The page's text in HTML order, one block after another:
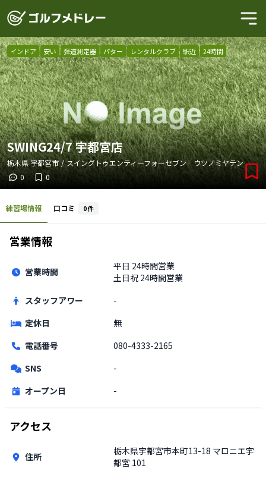
インドア 安い 弾道測定器 パター レンタルクラブ 駅近 24時間
SWING24/7 宇都宮店
栃木県宇都宮市 / スイングトゥエンティーフォーセブン ウツノミヤテン
0
0
練習場情報 口コミ 0件
営業情報
営業時間 平日 24時間営業
土日祝 24時間営業
スタッフアワー
-
定休日
無
電話番号
080-4333-2165
SNS
-
オープン日
-
アクセス
住所
栃木県宇都宮市本町13-18 マロニエ宇
都宮 101